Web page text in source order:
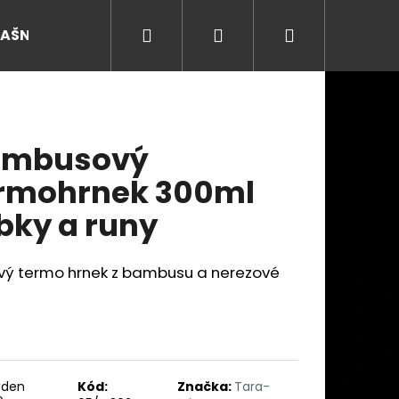
Přihlášení
300ml
a runy
termo hrnek z bambusu a nerezové
Kód:
Značka: Tara-
Následující